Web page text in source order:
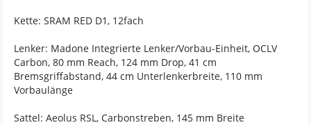
Kette: SRAM RED D1, 12fach
Lenker: Madone Integrierte Lenker/Vorbau-Einheit, OCLV
Carbon, 80 mm Reach, 124 mm Drop, 41 cm
Bremsgriffabstand, 44 cm Unterlenkerbreite, 110 mm
Vorbaulänge
Sattel: Aeolus RSL, Carbonstreben, 145 mm Breite